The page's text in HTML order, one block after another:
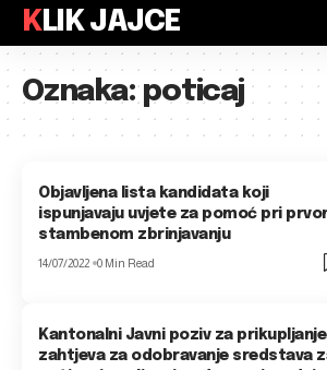
KLIK JAJCE
Oznaka:poticaj
Objavljena lista kandidata koji
ispunjavaju uvjete za pomoć pri
stambenom zbrinjavanju
14/07/2022 0 Min Read
Kantonalni Javni poziv za prikupljanje
zahtjeva za odobravanje sredstava